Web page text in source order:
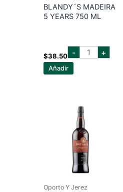
BLANDY´S MADEIRA
5 YEARS 750 ML
$38.50 - blandy
´s +
Añadir
Oporto Y Jerez